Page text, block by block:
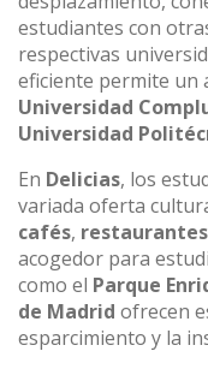
estudiantes con
respectivas
eficiente permite un
Universidad
Universidad
En Delicias, los
variada oferta
cafés, restaurantes
acogedor para
como el Parque
de Madrid ofrecen
esparcimiento y la